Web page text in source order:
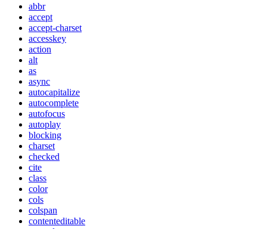
abbr
accept
accept-charset
accesskey
action
alt
as
async
autocapitalize
autocomplete
autofocus
autoplay
blocking
charset
checked
cite
class
color
cols
colspan
contenteditable